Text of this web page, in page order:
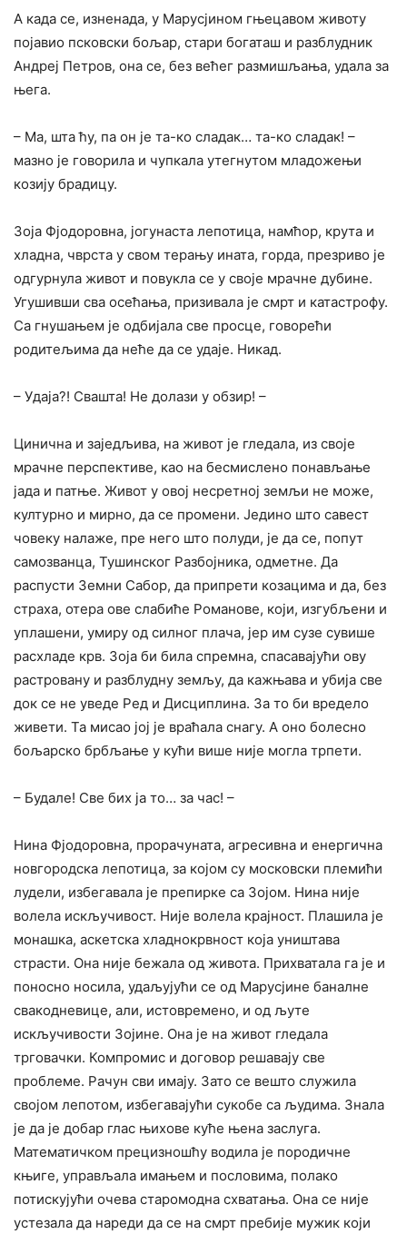
А када се, изненада, у Марусјином гњецавом животу
појавио псковски бољар, стари богаташ и разблудник
Андреј Петров, она се, без већег размишљања, удала за
њега.
– Ма, шта ћу, па он је та-ко сладак… та-ко сладак! –
мазно је говорила и чупкала утегнутом младожењи
козију брадицу.
Зоја Фјодоровна, јогунаста лепотица, намћор, крута и
хладна, чврста у свом терању ината, горда, презриво је
одгурнула живот и повукла се у своје мрачне дубине.
Угушивши сва осећања, призивала је смрт и катастрофу.
Са гнушањем је одбијала све просце, говорећи
родитељима да неће да се удаје. Никад.
– Удаја?! Свашта! Не долази у обзир! –
Цинична и заједљива, на живот је гледала, из своје
мрачне перспективе, као на бесмислено понављање
јада и патње. Живот у овој несретној земљи не може,
културно и мирно, да се промени. Једино што савест
човеку налаже, пре него што полуди, је да се, попут
самозванца, Тушинског Разбојника, одметне. Да
распусти Земни Сабор, да припрети козацима и да, без
страха, отера ове слабиће Романове, који, изгубљени и
уплашени, умиру од силног плача, јер им сузе сувише
расхладе крв. Зоја би била спремна, спасавајући ову
растровану и разблудну земљу, да кажњава и убија све
док се не уведе Ред и Дисциплина. За то би вредело
живети. Та мисао јој је враћала снагу. А оно болесно
бољарско брбљање у кући више није могла трпети.
– Будале! Све бих ја то… за час! –
Нина Фјодоровна, прорачуната, агресивна и енергична
новгородска лепотица, за којом су московски племићи
лудели, избегавала је препирке са Зојом. Нина није
волела искључивост. Није волела крајност. Плашила је
монашка, аскетска хладнокрвност која уништава
страсти. Она није бежала од живота. Прихватала га је и
поносно носила, удаљујући се од Марусјине баналне
свакодневице, али, истовремено, и од љуте
искључивости Зојине. Она је на живот гледала
трговачки. Компромис и договор решавају све
проблеме. Рачун сви имају. Зато се вешто служила
својом лепотом, избегавајући сукобе са људима. Знала
је да је добар глас њихове куће њена заслуга.
Математичком прецизношћу водила је породичне
књиге, управљала имањем и пословима, полако
потискујући очева старомодна схватања. Она се није
устезала да нареди да се на смрт пребије мужик који